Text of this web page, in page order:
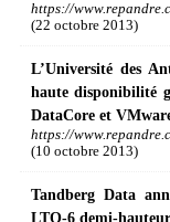
https://
(22 octobre 2013)
L’Université des
haute disponibilité
DataCore et
https://
(10 octobre 2013)
Tandberg Data
LTO-6 demi-